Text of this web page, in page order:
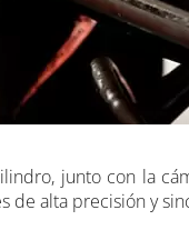
junto con la
de alta precisión y